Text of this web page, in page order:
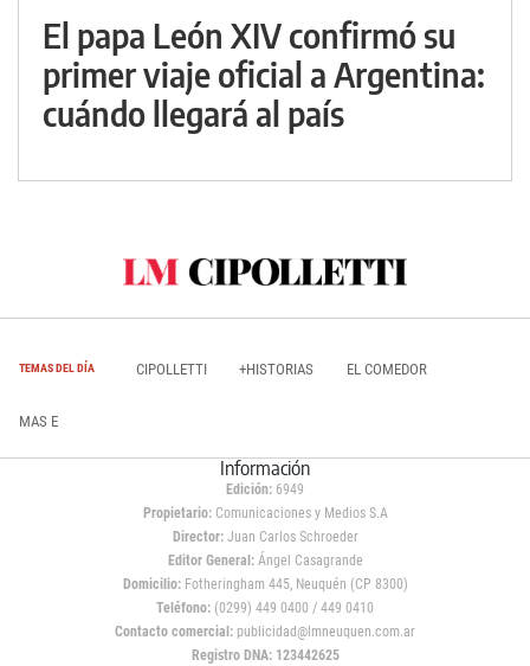
El papa León XIV confirmó su
primer viaje oficial a Argentina:
cuándo llegará al país
TEMAS DEL DÍA CIPOLLETTI +HISTORIAS EL COMEDOR
MAS E
Información
Edición: 6949
Propietario:Comunicaciones y Medios S.A
Director: Juan Carlos Schroeder
Editor General:Ángel Casagrande
Domicilio:Fotheringham 445, Neuquén (CP 8300)
Teléfono: (0299) 449 0400 / 449 0410
Contacto comercial: publicidad@lmneuquen.com.ar
Registro DNA: 123442625